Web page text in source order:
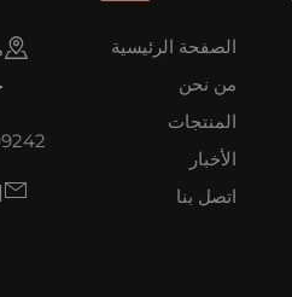
الصفحة الرئيسية
من نحن
المنتجات
الأخبار
اتصل بنا